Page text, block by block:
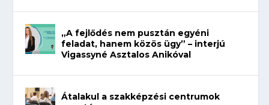
„A fejlődés nem pusztán egyéni
feladat, hanem közös ügy” – interjú
Vigassyné Asztalos Anikóval
Átalakul a szakképzési centrumok